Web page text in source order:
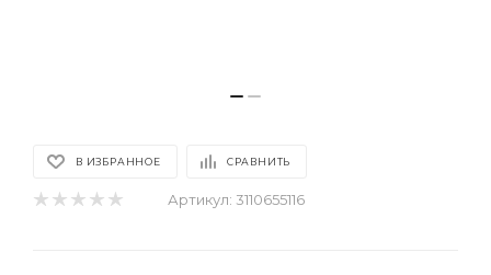
В ИЗБРАННОЕ СРАВНИТЬ
Артикул: 3110655116